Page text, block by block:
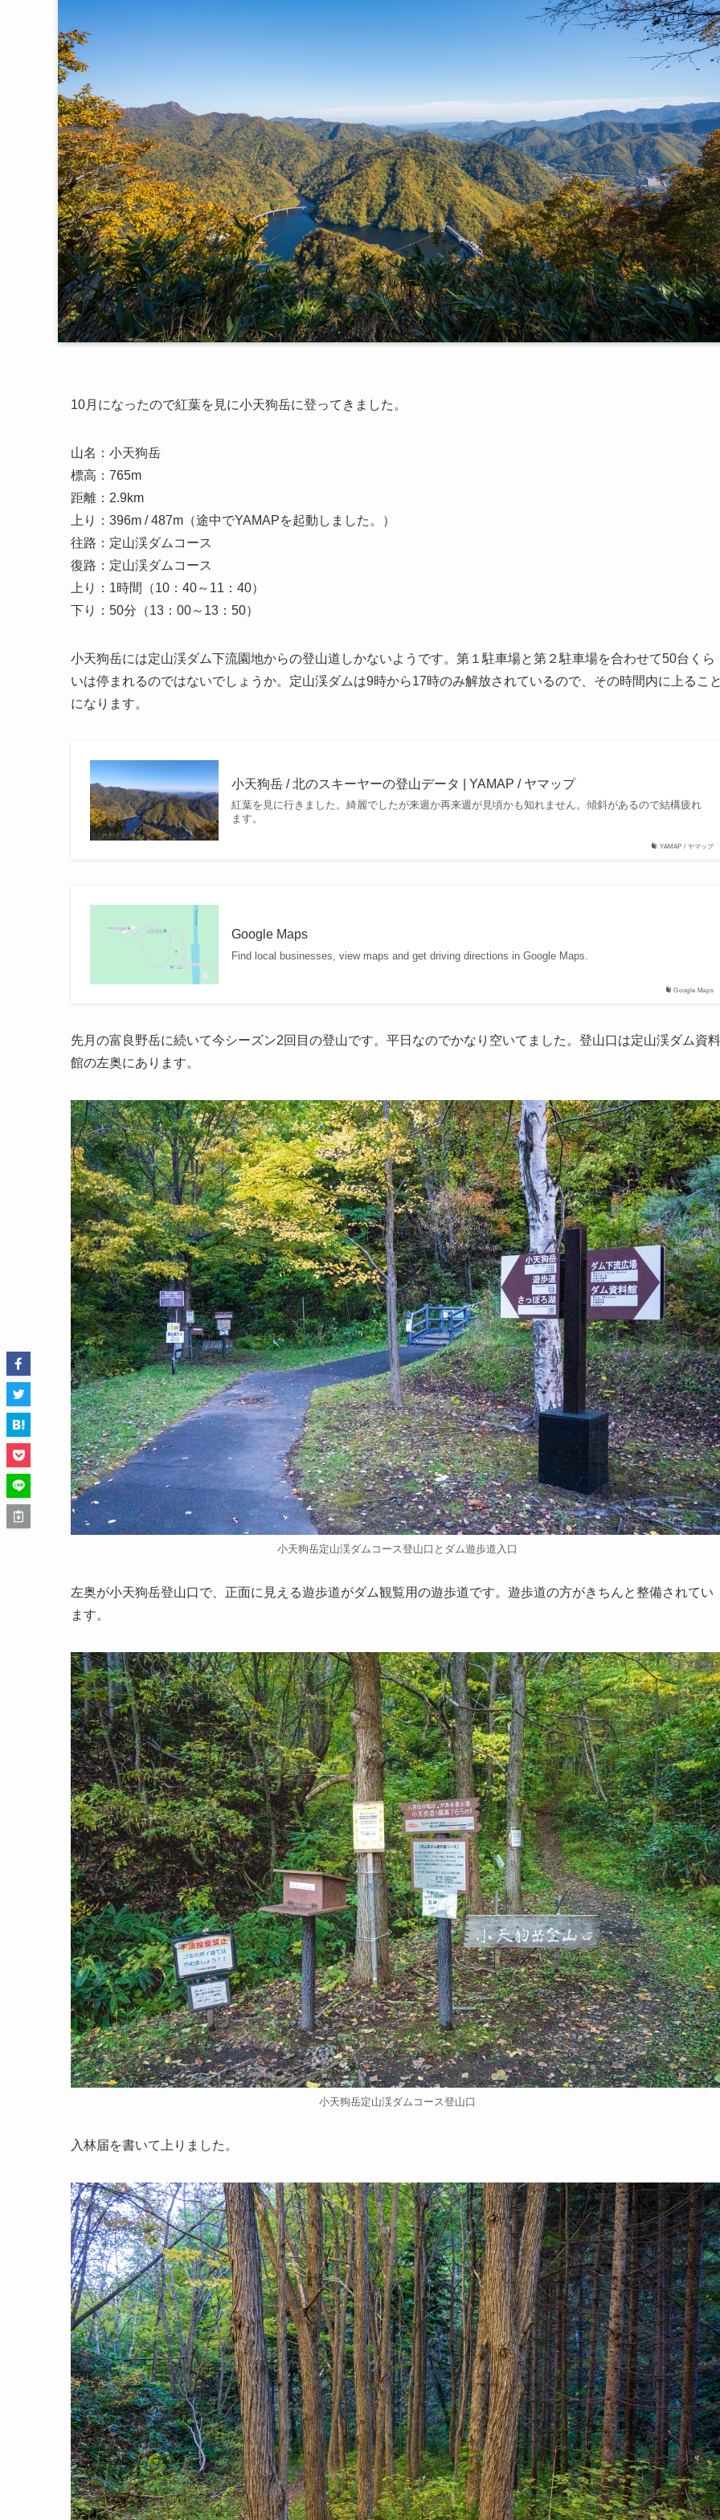
10月になったので紅葉を見に小天狗岳に登ってきました。
山名：小天狗岳
標高：765m
距離：2.9km
上り：396m / 487m（途中でYAMAPを起動しました。）
往路：定山渓ダムコース
復路：定山渓ダムコース
上り：1時間（10：40～11：40）
下り：50分（13：00～13：50）
小天狗岳には定山渓ダム下流園地からの登山道しかないようです。第１駐車場と第２駐車場を合わせて50台くら
いは停まれるのではないでしょうか。定山渓ダムは9時から17時のみ解放されているので、その時間内に上るこ
になります。
YAMAP / ヤマップ
小天狗岳 / 北のスキーヤーの登山データ | YAMAP / ヤマップ
紅葉を見に行きました。綺麗でしたが来週か再来週が見頃かも知れません。傾斜があるので結構疲れ
ます。
Google Maps
Google Maps
Find local businesses, view maps and get driving directions in Google Maps.
先月の富良野岳に続いて今シーズン2回目の登山です。平日なのでかなり空いてました。登山口は定山渓ダム資料
館の左奥にあります。
小天狗岳定山渓ダムコース登山口とダム遊歩道入口
左奥が小天狗岳登山口で、正面に見える遊歩道がダム観覧用の遊歩道です。遊歩道の方がきちんと整備されてい
ます。
小天狗岳定山渓ダムコース登山口
入林届を書いて上りました。